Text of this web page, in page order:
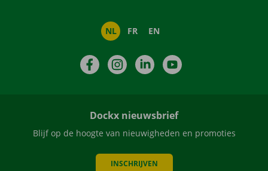
NL FR EN
FacebookInstagramLinkedIn
Dockx nieuwsbrief
Blijf op de hoogte van nieuwigheden en promoties
INSCHRIJVEN